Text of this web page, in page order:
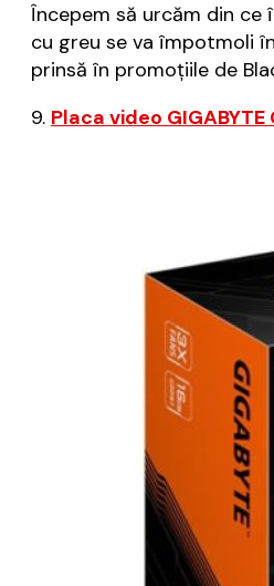
Începem să urcăm din ce
cu greu se va împotmoli
prinsă în promoțiile de
9. Placa video